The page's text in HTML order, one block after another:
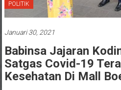
POLITIK
Januari 30, 2021
Babinsa Jajaran
Satgas Covid-19
Kesehatan Di Mall